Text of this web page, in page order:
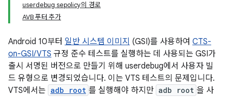
userdebug sepolicy의 경로
AVB 푸터 추가
Android 10부터 일반 시스템 이미지 (GSI)를 사용하여 CTS-
on-GSI/VTS 규정 준수 테스트를 실행하는 데 사용되는 GSI가
출시 서명된 버전으로 만들기 위해 userdebug에서 사용자 빌
드 유형으로 변경되었습니다. 이는 VTS 테스트의 문제입니다.
VTS에서는 adb root 를 실행해야 하지만 adb root 을 사